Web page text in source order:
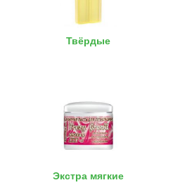
Твёрдые
Экстра мягкие